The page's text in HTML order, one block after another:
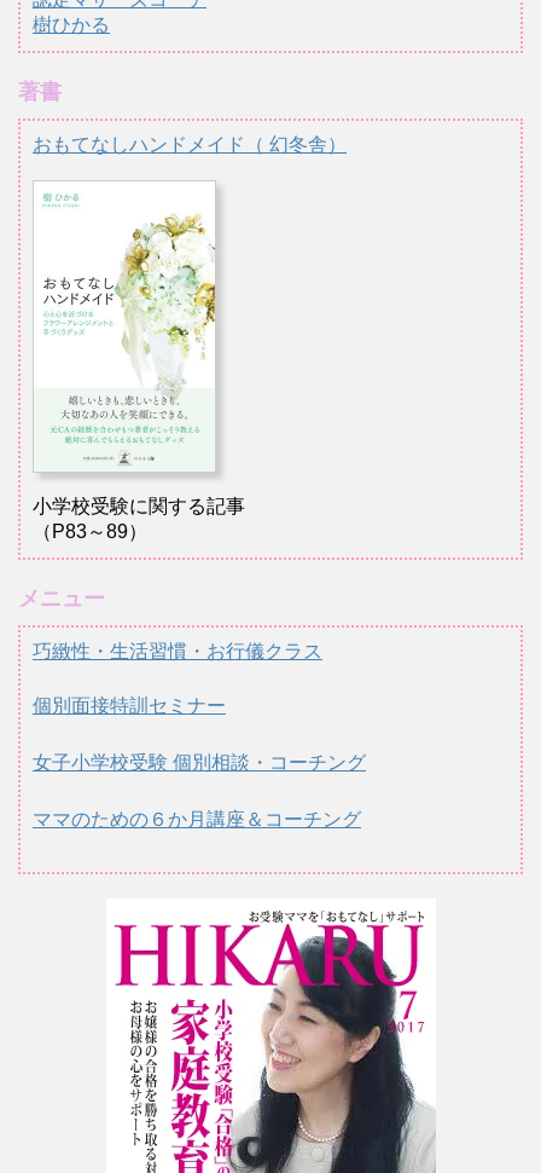
樹ひかる
著書
おもてなしハンドメイド（ 幻冬舎）
小学校受験に関する記事
（P83～89）
メニュー
巧緻性・生活習慣・お行儀クラス
個別面接特訓セミナー
女子小学校受験 個別相談・コーチング
ママのための６か月講座＆コーチング